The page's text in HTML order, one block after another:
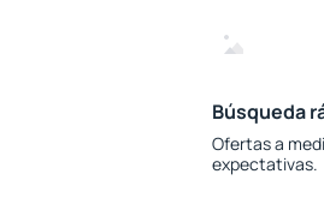
Búsqueda
Ofertas a
expectativas.